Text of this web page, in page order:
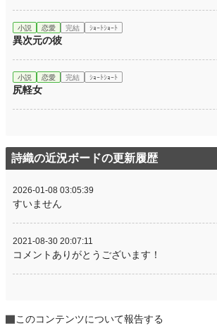
小説 恋愛 完結 ｼｮｰﾄｼｮｰﾄ
異次元の彼
小説 恋愛 完結 ｼｮｰﾄｼｮｰﾄ
尻軽女
詩織の近況ボードの更新履歴
2026-01-08 03:05:39
すいません
2021-08-30 20:07:11
コメントありがとうございます！
このコンテンツについて報告する